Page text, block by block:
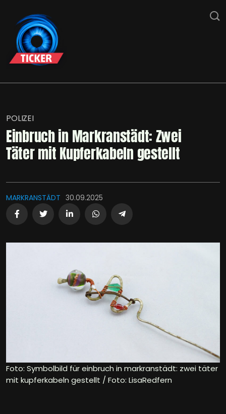
POLIZEI
Einbruch in Markranstädt: Zwei
Täter mit Kupferkabeln gestellt
MARKRANSTÄDT 30.09.2025
Foto: Symbolbild für einbruch in markranstädt: zwei täter
mit kupferkabeln gestellt / Foto: LisaRedfern